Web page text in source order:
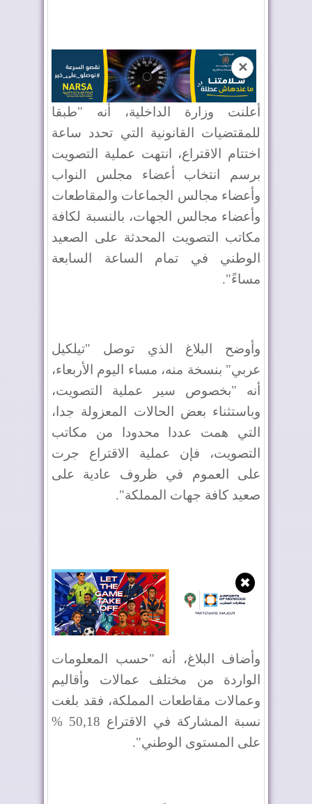
✕
أعلنت وزارة الداخلية، أنه "طبقا
للمقتضيات القانونية التي تحدد ساعة
اختتام الاقتراع، انتهت عملية التصويت
برسم انتخاب أعضاء مجلس النواب
وأعضاء مجالس الجماعات والمقاطعات
وأعضاء مجالس الجهات، بالنسبة لكافة
مكاتب التصويت المحدثة على الصعيد
الوطني في تمام الساعة السابعة
مساءً".
وأوضح البلاغ الذي توصل "تيلكيل
عربي" بنسخة منه، مساء اليوم الأربعاء،
أنه "بخصوص سير عملية التصويت،
وباستثناء بعض الحالات المعزولة جدا،
التي همت عددا محدودا من مكاتب
التصويت، فإن عملية الاقتراع جرت
على العموم في ظروف عادية على
صعيد كافة جهات المملكة".
✖
وأضاف البلاغ، أنه "حسب المعلومات
الواردة من مختلف عمالات وأقاليم
وعمالات مقاطعات المملكة، فقد بلغت
نسبة المشاركة في الاقتراع 50,18 %
على المستوى الوطني".